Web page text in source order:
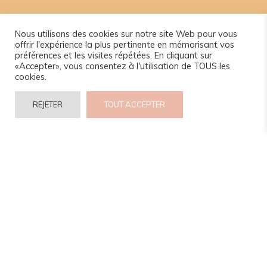
Nous utilisons des cookies sur notre site Web pour vous
offrir l'expérience la plus pertinente en mémorisant vos
préférences et les visites répétées. En cliquant sur
«Accepter», vous consentez à l'utilisation de TOUS les
cookies.
REJETER TOUT ACCEPTER